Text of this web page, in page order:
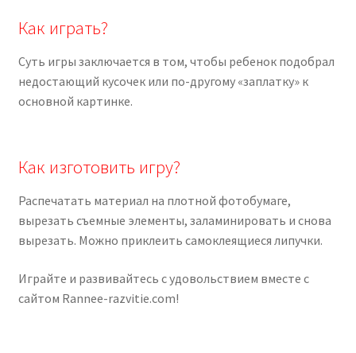
Как играть?
Суть игры заключается в том, чтобы ребенок подобрал
недостающий кусочек или по-другому «заплатку» к
основной картинке.
Как изготовить игру?
Распечатать материал на плотной фотобумаге,
вырезать съемные элементы, заламинировать и снова
вырезать. Можно приклеить самоклеящиеся липучки.
Играйте и развивайтесь с удовольствием вместе с
сайтом Rannee-razvitie.com!